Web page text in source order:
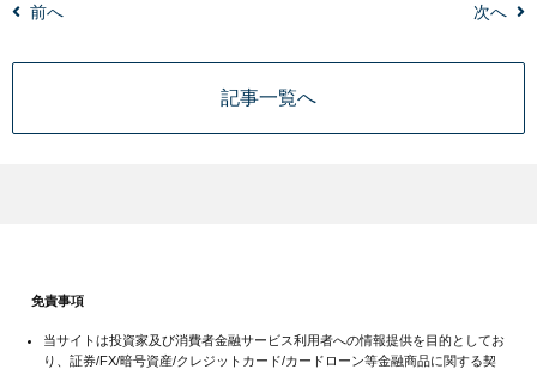
前へ 次へ
記事一覧へ
免責事項
当サイトは投資家及び消費者金融サービス利用者への情報提供を目的としてお
り、証券/FX/暗号資産/クレジットカード/カードローン等金融商品に関する契